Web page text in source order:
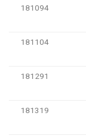
181094
181104
181291
181319